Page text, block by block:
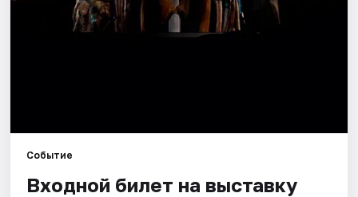
Событие
Входной билет на выставку